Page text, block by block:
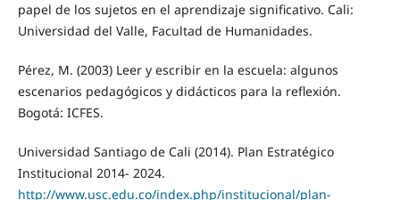
papel de los sujetos en el aprendizaje significativo. Cali:
Universidad del Valle, Facultad de Humanidades.
Pérez, M. (2003) Leer y escribir en la escuela: algunos
escenarios pedagógicos y didácticos para la reflexión.
Bogotá: ICFES.
Universidad Santiago de Cali (2014). Plan Estratégico
Institucional 2014- 2024.
http://www.usc.edu.co/index.php/institucional/plan-